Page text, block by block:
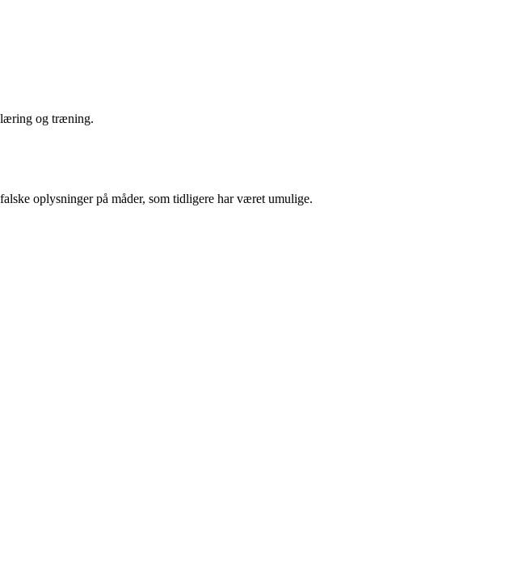
læring og træning.
oplysninger på måder, som tidligere har været umulige.